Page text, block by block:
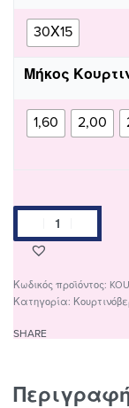
30Χ15
Μήκος
1,60 2,00
Κατηγορία:
SHARE